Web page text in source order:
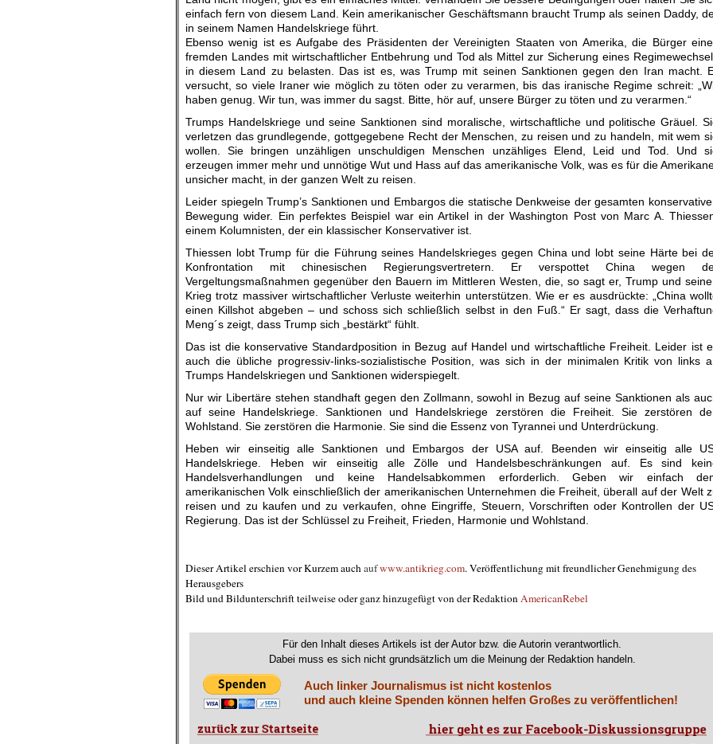
einfach fern von diesem Land. Kein amerikanischer Geschäftsmann braucht Trump als seinen Daddy,
in seinem Namen Handelskriege führt.
Ebenso wenig ist es Aufgabe des Präsidenten der Vereinigten Staaten von Amerika, die Bürger
fremden Landes mit wirtschaftlicher Entbehrung und Tod als Mittel zur Sicherung eines
in diesem Land zu belasten. Das ist es, was Trump mit seinen Sanktionen gegen den Iran macht.
versucht, so viele Iraner wie möglich zu töten oder zu verarmen, bis das iranische Regime schreit:
haben genug. Wir tun, was immer du sagst. Bitte, hör auf, unsere Bürger zu töten und zu verarmen.“
Trumps Handelskriege und seine Sanktionen sind moralische, wirtschaftliche und politische Gräuel.
verletzen das grundlegende, gottgegebene Recht der Menschen, zu reisen und zu handeln, mit wem
wollen. Sie bringen unzähligen unschuldigen Menschen unzähliges Elend, Leid und Tod. Und
erzeugen immer mehr und unnötige Wut und Hass auf das amerikanische Volk, was es für die
unsicher macht, in der ganzen Welt zu reisen.
Leider spiegeln Trump’s Sanktionen und Embargos die statische Denkweise der gesamten
Bewegung wider. Ein perfektes Beispiel war ein Artikel in der Washington Post von Marc A.
einem Kolumnisten, der ein klassischer Konservativer ist.
Thiessen lobt Trump für die Führung seines Handelskrieges gegen China und lobt seine Härte bei
Konfrontation mit chinesischen Regierungsvertretern. Er verspottet China wegen
Vergeltungsmaßnahmen gegenüber den Bauern im Mittleren Westen, die, so sagt er, Trump und
Krieg trotz massiver wirtschaftlicher Verluste weiterhin unterstützen. Wie er es ausdrückte: „China
einen Killshot abgeben – und schoss sich schließlich selbst in den Fuß.“ Er sagt, dass die
Meng´s zeigt, dass Trump sich „bestärkt“ fühlt.
Das ist die konservative Standardposition in Bezug auf Handel und wirtschaftliche Freiheit. Leider ist
auch die übliche progressiv-links-sozialistische Position, was sich in der minimalen Kritik von links
Trumps Handelskriegen und Sanktionen widerspiegelt.
Nur wir Libertäre stehen standhaft gegen den Zollmann, sowohl in Bezug auf seine Sanktionen als
auf seine Handelskriege. Sanktionen und Handelskriege zerstören die Freiheit. Sie zerstören
Wohlstand. Sie zerstören die Harmonie. Sie sind die Essenz von Tyrannei und Unterdrückung.
Heben wir einseitig alle Sanktionen und Embargos der USA auf. Beenden wir einseitig alle
Handelskriege. Heben wir einseitig alle Zölle und Handelsbeschränkungen auf. Es sind
Handelsverhandlungen und keine Handelsabkommen erforderlich. Geben wir einfach
amerikanischen Volk einschließlich der amerikanischen Unternehmen die Freiheit, überall auf der Welt
reisen und zu kaufen und zu verkaufen, ohne Eingriffe, Steuern, Vorschriften oder Kontrollen der
Regierung. Das ist der Schlüssel zu Freiheit, Frieden, Harmonie und Wohlstand.
Dieser Artikel erschien vor Kurzem auch aufwww.antikrieg.com. Veröffentlichung mit freundlicher Genehmigung des
Herausgebers
Bild und Bildunterschrift teilweise oder ganz hinzugefügt von der Redaktion AmericanRebel
Für den Inhalt dieses Artikels ist der Autor bzw. die Autorin verantwortlich.
Dabei muss es sich nicht grundsätzlich um die Meinung der Redaktion handeln.
Auch linker Journalismus ist nicht kostenlos
und auch kleine Spenden können helfen Großes zu veröffentlichen!